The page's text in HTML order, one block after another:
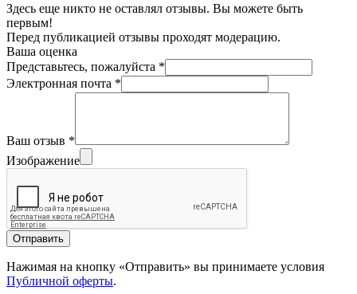
Здесь еще никто не оставлял отзывы. Вы можете быть
первым!
Перед публикацией отзывы проходят модерацию.
Ваша оценка
Представьтесь, пожалуйста *
Электронная почта *
Ваш отзыв *
Изображение
Отправить
Нажимая на кнопку «Отправить» вы принимаете условия
Публичной оферты.